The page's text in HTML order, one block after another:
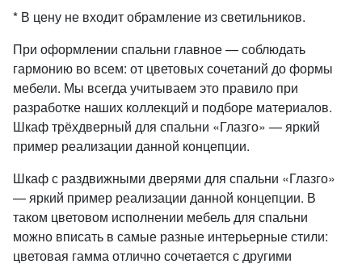
* В цену не входит обрамление из светильников.
При оформлении спальни главное — соблюдать
гармонию во всем: от цветовых сочетаний до формы
мебели. Мы всегда учитываем это правило при
разработке наших коллекций и подборе материалов.
Шкаф трёхдверный для спальни «Глазго» — яркий
пример реализации данной концепции.
Шкаф с раздвижными дверями для спальни «Глазго»
— яркий пример реализации данной концепции. В
таком цветовом исполнении мебель для спальни
можно вписать в самые разные интерьерные стили:
цветовая гамма отлично сочетается с другими